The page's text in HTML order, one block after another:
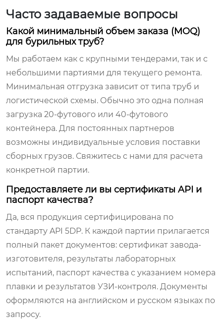
Часто задаваемые вопросы
Какой минимальный объем заказа (MOQ)
для бурильных труб?
Мы работаем как с крупными тендерами, так и с
небольшими партиями для текущего ремонта.
Минимальная отгрузка зависит от типа труб и
логистической схемы. Обычно это одна полная
загрузка 20-футового или 40-футового
контейнера. Для постоянных партнеров
возможны индивидуальные условия поставки
сборных грузов. Свяжитесь с нами для расчета
конкретной партии.
Предоставляете ли вы сертификаты API и
паспорт качества?
Да, вся продукция сертифицирована по
стандарту API 5DP. К каждой партии прилагается
полный пакет документов: сертификат завода-
изготовителя, результаты лабораторных
испытаний, паспорт качества с указанием номера
плавки и результатов УЗИ-контроля. Документы
оформляются на английском и русском языках по
запросу.